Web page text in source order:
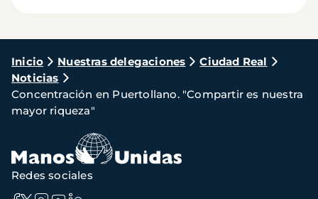
Ruta
de
navegación
Inicio Nuestras delegaciones
Ciudad Real
Noticias
Concentración en Puertollano. "Compartir es nuestra
mayor riqueza"
Redes sociales